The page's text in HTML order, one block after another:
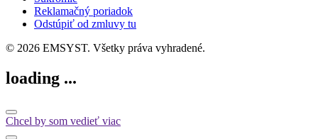
Reklamačný poriadok
Odstúpiť od zmluvy tu
© 2026 EMSYST. Všetky práva vyhradené.
loading ...
Chcel by som vedieť viac